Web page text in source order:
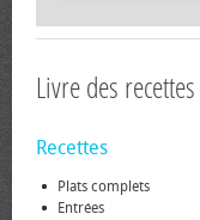
Livre des recettes
Recettes
Plats complets
Entrées